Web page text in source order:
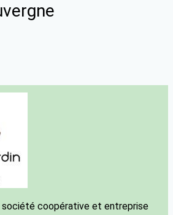
société coopérative et entreprise